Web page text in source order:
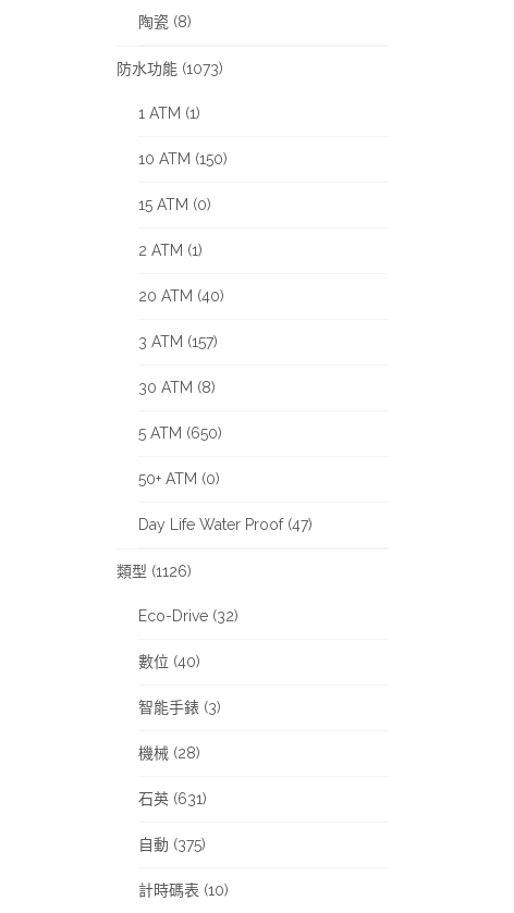
陶瓷 (8)
防水功能 (1073)
1 ATM (1)
10 ATM (150)
15 ATM (0)
2 ATM (1)
20 ATM (40)
3 ATM (157)
30 ATM (8)
5 ATM (650)
50+ ATM (0)
Day Life Water Proof (47)
類型 (1126)
Eco-Drive (32)
數位 (40)
智能手錶 (3)
機械 (28)
石英 (631)
自動 (375)
計時碼表 (10)